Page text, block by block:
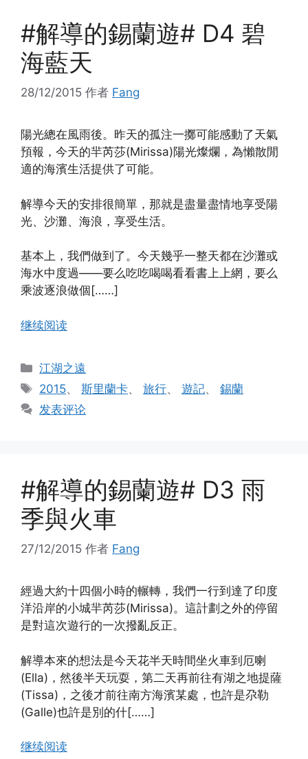
#解導的錫蘭遊# D4 碧
海藍天
28/12/2015 作者 Fang
陽光總在風雨後。昨天的孤注一擲可能感動了天氣
預報，今天的羋芮莎(Mirissa)陽光燦爛，為懶散閒
適的海濱生活提供了可能。
解導今天的安排很簡單，那就是盡量盡情地享受陽
光、沙灘、海浪，享受生活。
基本上，我們做到了。今天幾乎一整天都在沙灘或
海水中度過——要么吃吃喝喝看看書上上網，要么
乘波逐浪做個[……]
继续阅读
分
类
江湖之遠
标
签
2015、斯里蘭卡、旅行、遊記、錫蘭
发表评论
#解導的錫蘭遊# D3 雨
季與火車
27/12/2015 作者 Fang
經過大約十四個小時的輾轉，我們一行到達了印度
洋沿岸的小城羋芮莎(Mirissa)。這計劃之外的停留
是對這次遊行的一次撥亂反正。
解導本來的想法是今天花半天時間坐火車到厄喇
(Ella)，然後半天玩耍，第二天再前往有湖之地提薩
(Tissa)，之後才前往南方海濱某處，也許是尕勒
(Galle)也許是別的什[……]
继续阅读